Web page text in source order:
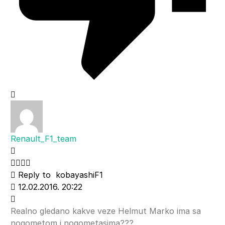
Renault_F1_team
Reply to kobayashiF1
12.02.2016. 20:22
Realno gledano kakve veze Helmut Marko ima sa
nogometom i nogometasima???